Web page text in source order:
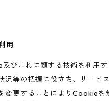
用
びこれに類する技術を利用
況等の把握に役立ち、サービ
変更することによりCookie